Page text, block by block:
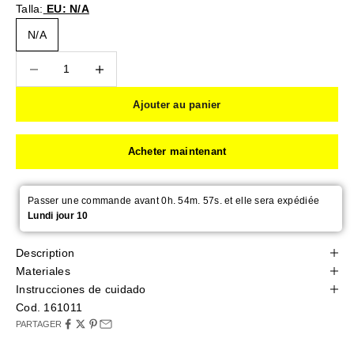
Talla: EU: N/A
N/A
Ajouter au panier
Acheter maintenant
Passer une commande avant 0h. 54m. 56s. et elle sera expédiée
Lundi jour 10
Description
Materiales
Instrucciones de cuidado
Cod. 161011
PARTAGER